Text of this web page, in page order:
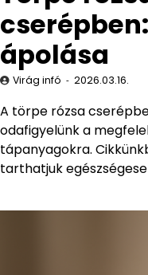
ápolása
Virág infó 2026.03.16.
A törpe rózsa
odafigyelünk a
tápanyagokra.
tarthatjuk